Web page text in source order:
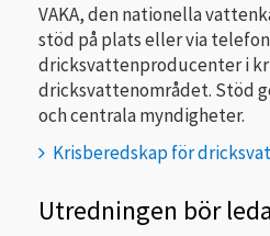
VAKA, den nationella
stöd på plats eller via
dricksvattenproducenter i
dricksvattenområdet. Stöd
och centrala myndigheter.
Krisberedskap för
Utredningen bör